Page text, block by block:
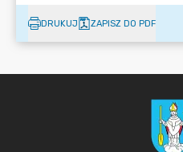
DRUKUJ ZAPISZ DO PDF